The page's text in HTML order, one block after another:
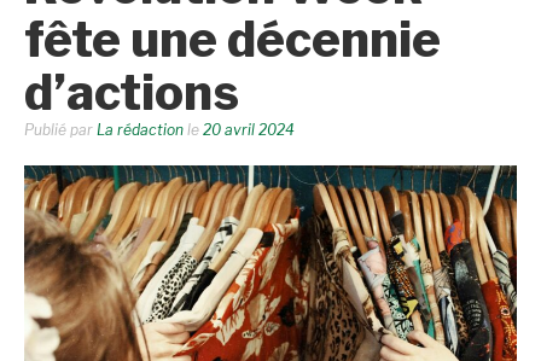
fête une décennie
d’actions
Publié par La rédaction le 20 avril 2024